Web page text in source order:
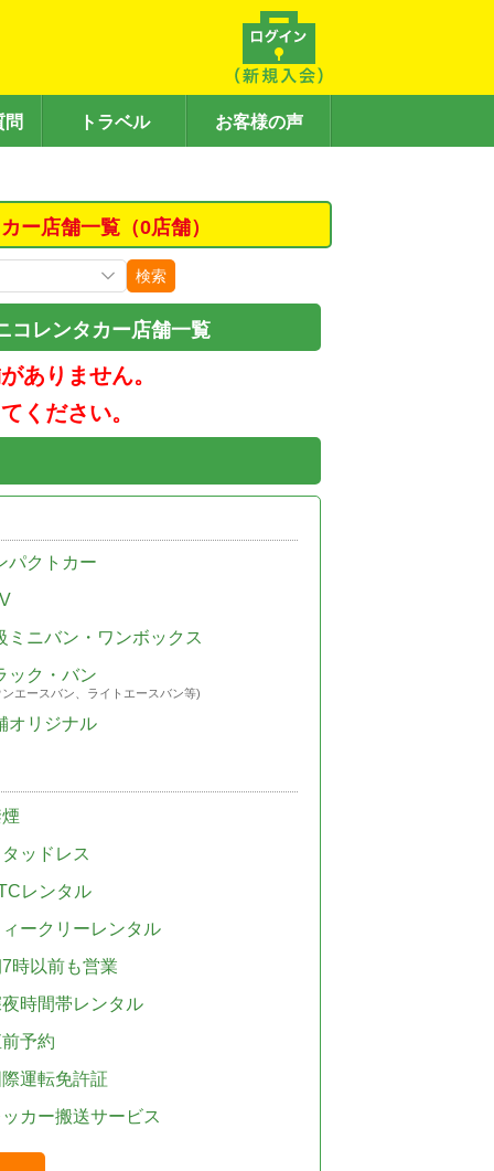
問 トラベル お客様の声
ー店舗一覧（0店舗）
検索
コレンタカー店舗一覧
ありません。
ください。
パクトカー
ミニバン・ワンボックス
ック・バン
エースバン、ライトエースバン等)
オリジナル
ッドレス
レンタル
ークリーレンタル
時以前も営業
時間帯レンタル
予約
運転免許証
カー搬送サービス